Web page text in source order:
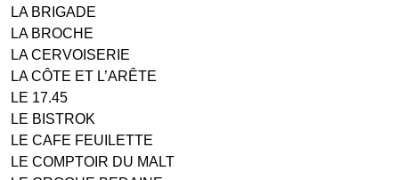
LA BRIGADE
LA BROCHE
LA CERVOISERIE
LA CÔTE ET L’ARÊTE
LE 17.45
LE BISTROK
LE CAFE FEUILETTE
LE COMPTOIR DU MALT